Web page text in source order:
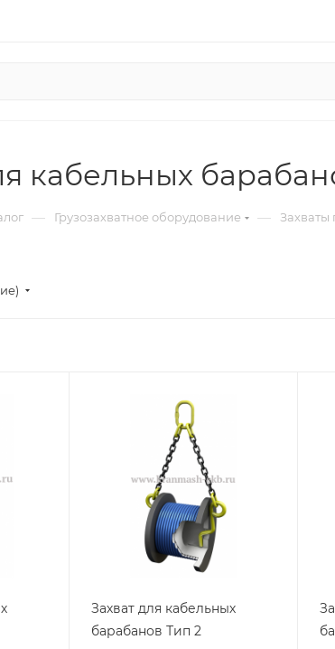
кабельных
— Грузозахватное оборудование — Захваты
Захват для кабельных
барабанов Тип 2